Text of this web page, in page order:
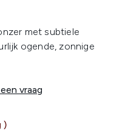
met subtiele
ogende, zonnige
vraag
PRICE:
)